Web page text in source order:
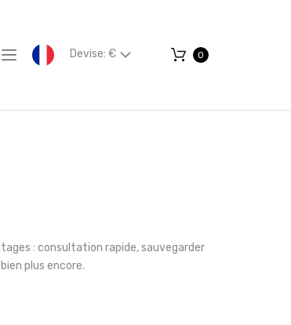
Devise: € 0
: consultation rapide, sauvegarder
plus encore.